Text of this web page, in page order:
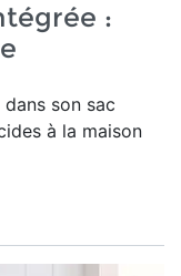
:
dans son sac
à la maison